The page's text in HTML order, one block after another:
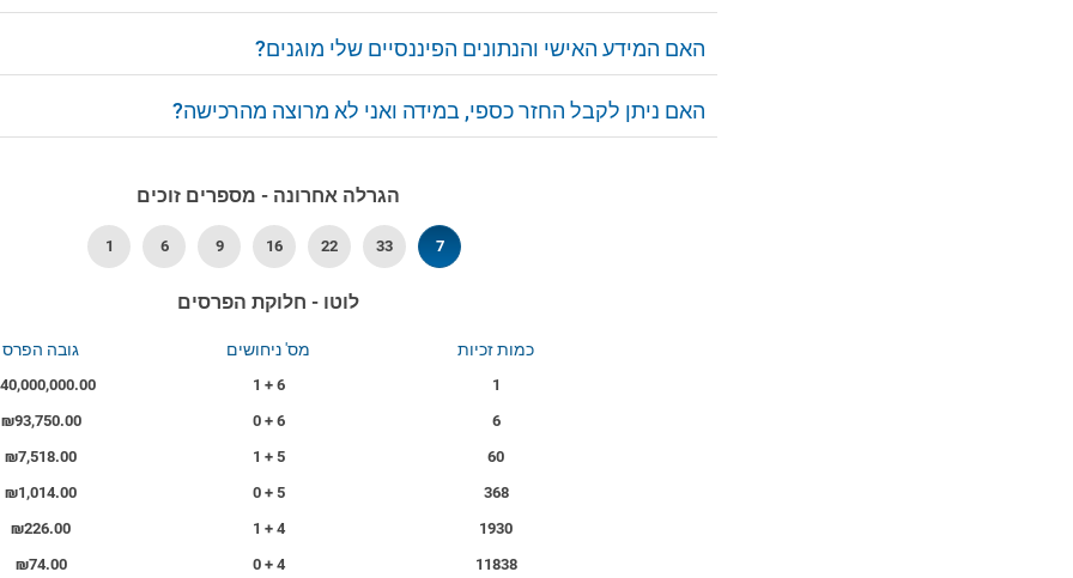
האם המידע האישי והנתונים הפיננסיים שלי מוגנים?
האם ניתן לקבל החזר כספי, במידה ואני לא מרוצה מהרכישה?
הגרלה אחרונה - מספרים זוכים
1 6 9 16 22 33 7
לוטו - חלוקת הפרסים
כמות זכיות מס' ניחושים גובה הפרס
1
6
60
368
1930
11838
6 + 1
6 + 0
5 + 1
5 + 0
4 + 1
4 + 0
₪93,750.00
₪7,518.00
₪1,014.00
₪226.00
₪74.00